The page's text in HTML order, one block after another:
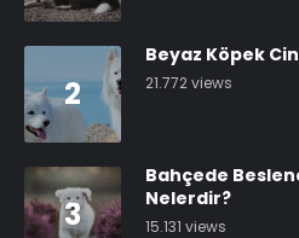
2
Beyaz Köpek
21.772 views
3
Bahçede
Nelerdir?
15.131 views